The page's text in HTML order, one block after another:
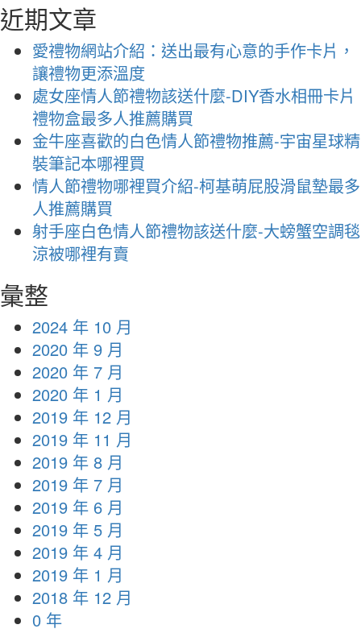
近期文章
愛禮物網站介紹：送出最有心意的手作卡片，
讓禮物更添溫度
處女座情人節禮物該送什麼-DIY香水相冊卡片
禮物盒最多人推薦購買
金牛座喜歡的白色情人節禮物推薦-宇宙星球精
裝筆記本哪裡買
情人節禮物哪裡買介紹-柯基萌屁股滑鼠墊最多
人推薦購買
射手座白色情人節禮物該送什麼-大螃蟹空調毯
涼被哪裡有賣
彙整
2024 年 10 月
2020 年 9 月
2020 年 7 月
2020 年 1 月
2019 年 12 月
2019 年 11 月
2019 年 8 月
2019 年 7 月
2019 年 6 月
2019 年 5 月
2019 年 4 月
2019 年 1 月
2018 年 12 月
0 年